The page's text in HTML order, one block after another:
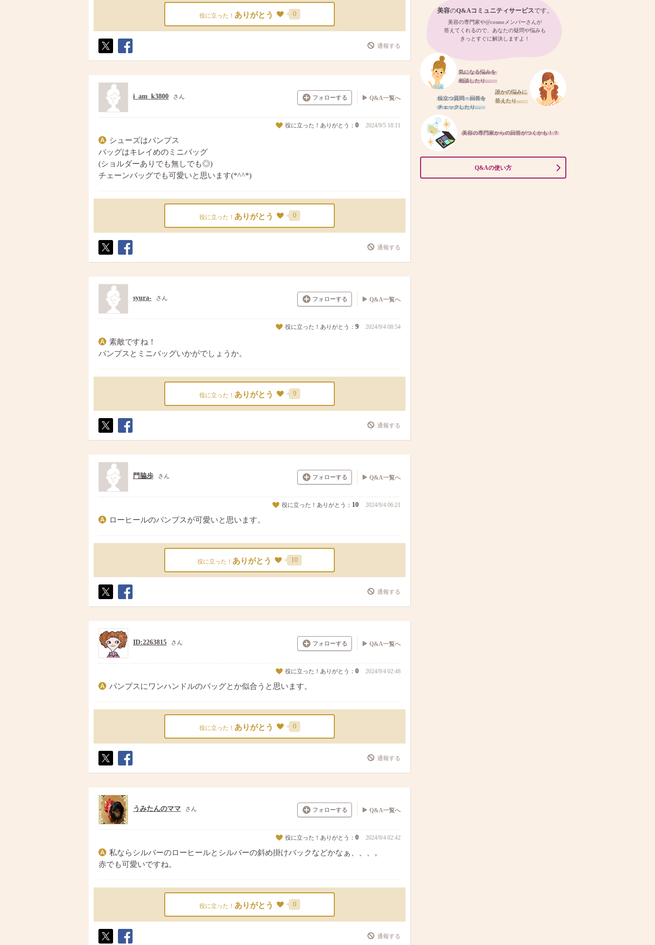
役に立った！ ありがとう 0
ト
ア
通報する
フォローする
i_am_k3800 さん Q&A一覧へ
役に立った！ありがとう： 0 2024/9/5 18:11
シューズはパンプス
バッグはキレイめのミニバッグ
(ショルダーありでも無しでも◎)
チェーンバッグでも可愛いと思います(*^^*)
役に立った！ ありがとう 0
ト
ア
通報する
フォローする
syura- さん Q&A一覧へ
役に立った！ありがとう： 9 2024/9/4 08:54
素敵ですね！
パンプスとミニバッグいかがでしょうか。
役に立った！ ありがとう 9
ト
ア
通報する
フォローする
門脇歩 さん Q&A一覧へ
役に立った！ありがとう： 10 2024/9/4 06:21
ローヒールのパンプスが可愛いと思います。
役に立った！ ありがとう 10
ト
ア
通報する
フォローする
ID:2263815 さん Q&A一覧へ
役に立った！ありがとう： 0 2024/9/4 02:48
パンプスにワンハンドルのバッグとか似合うと思います。
役に立った！ ありがとう 0
ト
ア
通報する
フォローする
うみたんのママ さん Q&A一覧へ
役に立った！ありがとう： 0 2024/9/4 02:42
私ならシルバーのローヒールとシルバーの斜め掛けバックなどかなぁ、、、。
赤でも可愛いですね。
役に立った！ ありがとう 0
通報する
美容のQ&Aコミュニティサービスです。
美容の専門家や@cosmeメンバーさんが
答えてくれるので、あなたの疑問や悩みも
きっとすぐに解決しますよ！
気になる悩みを
相談したり…
誰かの悩みに
答えたり…
役立つ質問・回答を
チェックしたり…
美容の専門家からの回答がつくかも！？
Q&Aの使い方